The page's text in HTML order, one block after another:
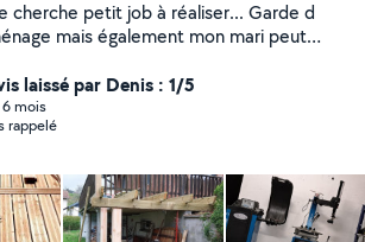
cherche petit job à réaliser... Garde d
mais également mon mari peut
laissé par Denis : 1/5
6 mois
rappelé